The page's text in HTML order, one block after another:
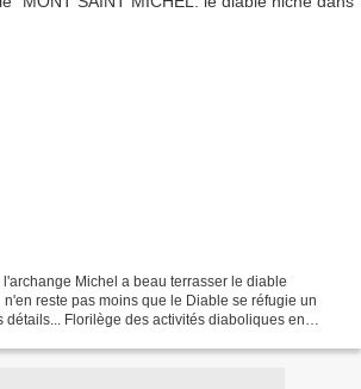
Michel a beau terrasser le diable
reste pas moins que le Diable se réfugie un
détails... Florilège des activités diaboliques en